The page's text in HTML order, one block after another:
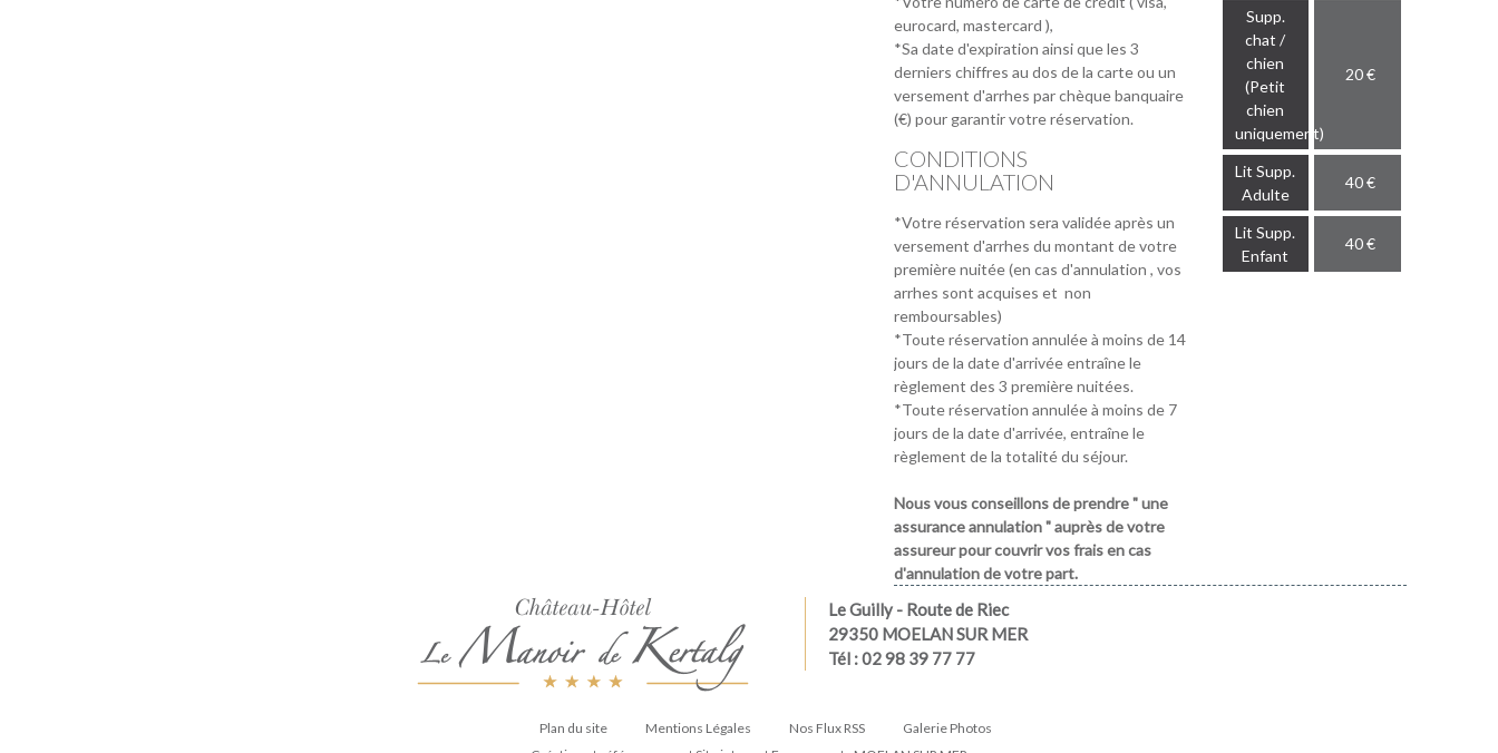
Supp.
chat /
chien
(Petit
chien
uniquement)
20 €
Lit Supp.
Adulte
40 €
Lit Supp.
Enfant
40 €
eurocard, mastercard ),
*Sa date d'expiration ainsi que les 3
derniers chiffres au dos de la carte ou un
versement d'arrhes par chèque banquaire
(€) pour garantir votre réservation.
CONDITIONS
D'ANNULATION
*Votre réservation sera validée après un
versement d'arrhes du montant de votre
première nuitée (en cas d'annulation , vos
arrhes sont acquises et non
remboursables)
*Toute réservation annulée à moins de 14
jours de la date d'arrivée entraîne le
règlement des 3 première nuitées.
*Toute réservation annulée à moins de 7
jours de la date d'arrivée, entraîne le
règlement de la totalité du séjour.
Nous vous conseillons de prendre " une
assurance annulation " auprès de votre
assureur pour couvrir vos frais en cas
d'annulation de votre part.
Le Guilly - Route de Riec
29350 MOELAN SUR MER
Tél : 02 98 39 77 77
Plan du site Mentions Légales Nos Flux RSS
Galerie Photos